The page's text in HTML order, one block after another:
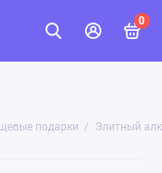
0
подарки Элитный